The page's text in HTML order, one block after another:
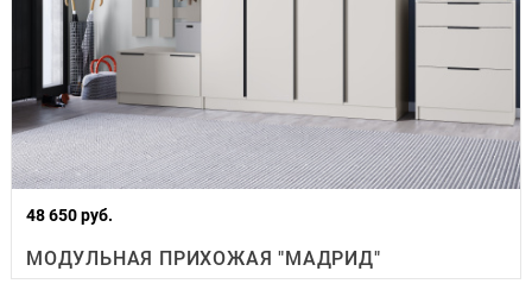
48 650 руб.
МОДУЛЬНАЯ ПРИХОЖАЯ "МАДРИД"